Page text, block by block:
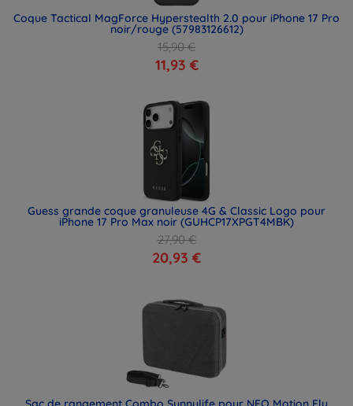
Coque Tactical MagForce Hyperstealth 2.0 pour iPhone 17 Pro
noir/rouge (57983126612)
15,90 €
11,93 €
Guess grande coque granuleuse 4G & Classic Logo pour
iPhone 17 Pro Max noir (GUHCP17XPGT4MBK)
27,90 €
20,93 €